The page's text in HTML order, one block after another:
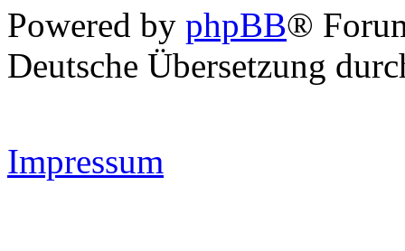
Powered by phpBB®
Deutsche Übersetzung
Impressum